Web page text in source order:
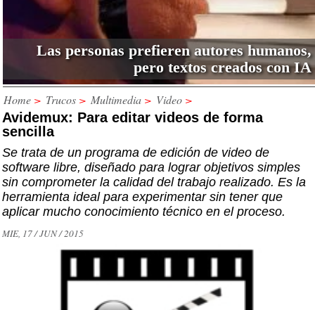
Las personas prefieren autores humanos,
pero textos creados con IA
Home > Trucos > Multimedia > Video >
Avidemux: Para editar videos de forma
sencilla
Se trata de un programa de edición de video de
software libre, diseñado para lograr objetivos simples
sin comprometer la calidad del trabajo realizado. Es la
herramienta ideal para experimentar sin tener que
aplicar mucho conocimiento técnico en el proceso.
MIE, 17 / JUN / 2015